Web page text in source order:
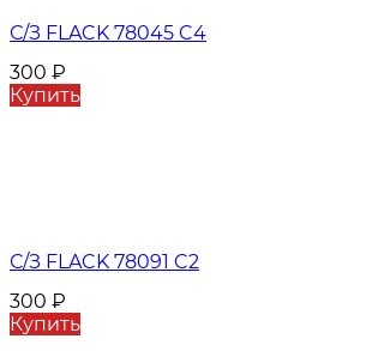
С/З FLACK 78045 C4
300 ₽
Купить
С/З FLACK 78091 C2
300 ₽
Купить